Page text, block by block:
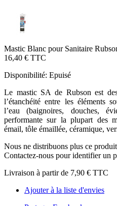
Mastic Blanc pour Sanitaire
16,40 € TTC
Disponibilité: Epuisé
Le mastic SA de Rubson est
l’étanchéité entre les éléments
l’eau (baignoires, douches,
performante sur la plupart des
émail, tôle émaillée, céramique,
Nous ne distribuons plus ce
Contactez-nous pour identifier un
Livraison à partir de 7,90 € TTC
Ajouter à la liste d'envies